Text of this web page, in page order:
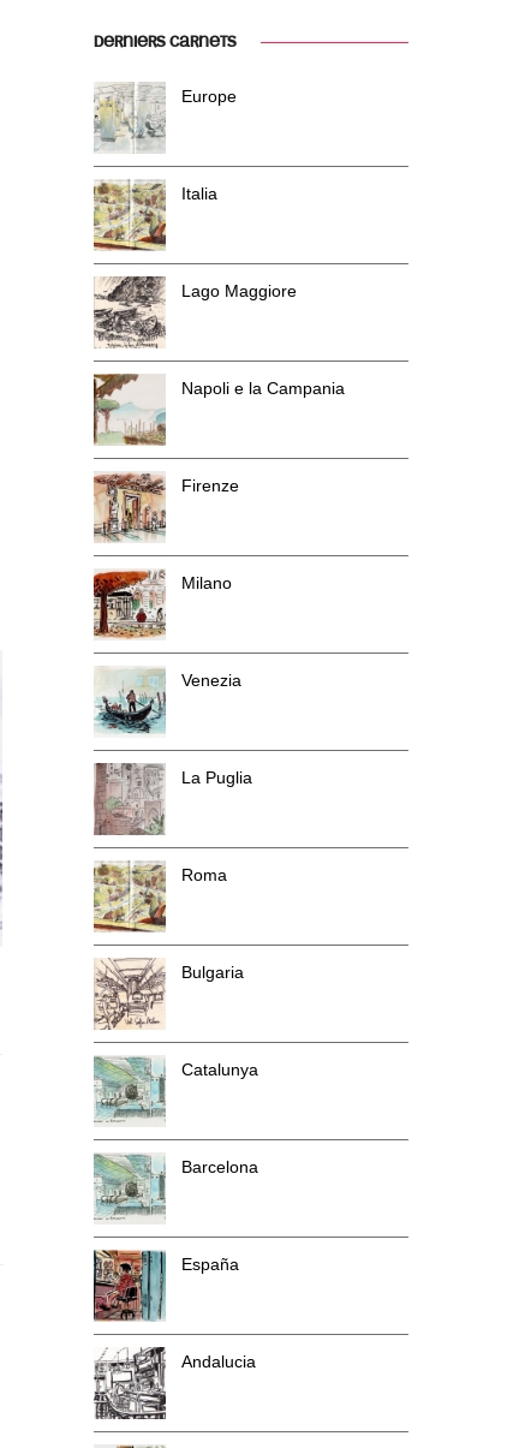
DERNIERS CARNETS
Europe
Italia
Lago Maggiore
Napoli e la Campania
Firenze
Milano
Venezia
La Puglia
Roma
Bulgaria
Catalunya
Barcelona
España
Andalucia